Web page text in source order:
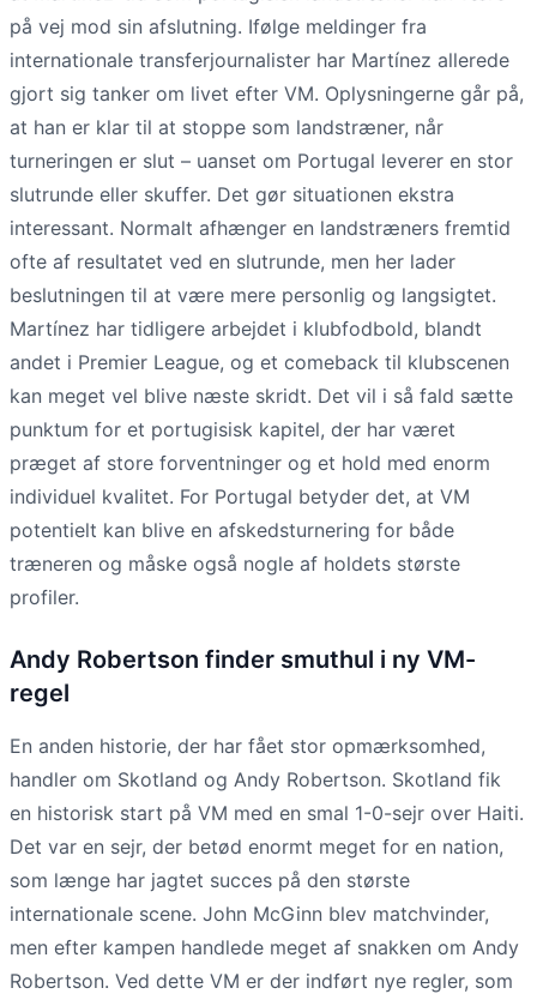
på vej mod sin afslutning. Ifølge meldinger fra
internationale transferjournalister har Martínez allerede
gjort sig tanker om livet efter VM. Oplysningerne går på,
at han er klar til at stoppe som landstræner, når
turneringen er slut – uanset om Portugal leverer en stor
slutrunde eller skuffer. Det gør situationen ekstra
interessant. Normalt afhænger en landstræners fremtid
ofte af resultatet ved en slutrunde, men her lader
beslutningen til at være mere personlig og langsigtet.
Martínez har tidligere arbejdet i klubfodbold, blandt
andet i Premier League, og et comeback til klubscenen
kan meget vel blive næste skridt. Det vil i så fald sætte
punktum for et portugisisk kapitel, der har været
præget af store forventninger og et hold med enorm
individuel kvalitet. For Portugal betyder det, at VM
potentielt kan blive en afskedsturnering for både
træneren og måske også nogle af holdets største
profiler.
Andy Robertson finder smuthul i ny VM-
regel
En anden historie, der har fået stor opmærksomhed,
handler om Skotland og Andy Robertson. Skotland fik
en historisk start på VM med en smal 1-0-sejr over Haiti.
Det var en sejr, der betød enormt meget for en nation,
som længe har jagtet succes på den største
internationale scene. John McGinn blev matchvinder,
men efter kampen handlede meget af snakken om Andy
Robertson. Ved dette VM er der indført nye regler, som